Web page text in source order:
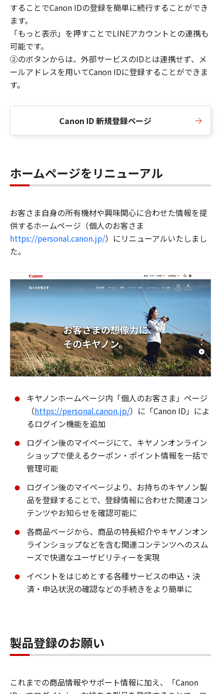
することでCanon IDの登録を簡単に続行することができ
ます。
「もっと表示」を押すことでLINEアカウントとの連携も
可能です。
②のボタンからは、外部サービスのIDとは連携せず、メ
ールアドレスを用いてCanon IDに登録することができま
す。
Canon ID 新規登録ページ
ホームページをリニューアル
お客さま自身の所有機材や興味関心に合わせた情報を提
供するホームページ（個人のお客さま
https://personal.canon.jp/）にリニューアルいたしまし
た。
キヤノンホームページ内「個人のお客さま」ページ
（https://personal.canon.jp/）に「Canon ID」によ
るログイン機能を追加
ログイン後のマイページにて、キヤノンオンライン
ショップで使えるクーポン・ポイント情報を一括で
管理可能
ログイン後のマイページより、お持ちのキヤノン製
品を登録することで、登録情報に合わせた関連コン
テンツやお知らせを確認可能に
各商品ページから、商品の特長紹介やキヤノンオン
ラインショップなどを含む関連コンテンツへのスム
ーズで快適なユーザビリティーを実現
イベントをはじめとする各種サービスの申込・決
済・申込状況の確認などの手続きをより簡単に
製品登録のお願い
これまでの商品情報やサポート情報に加え、「Canon